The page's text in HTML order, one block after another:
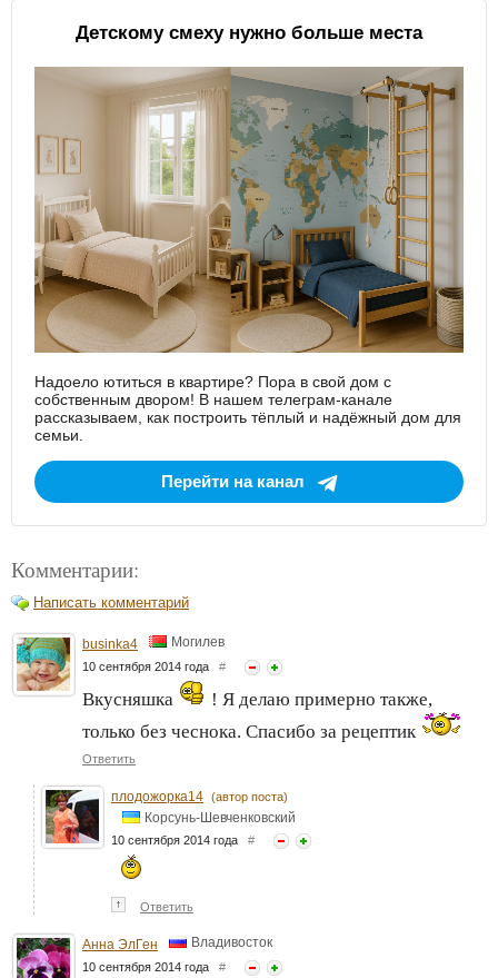
Детскому смеху нужно больше места
Надоело ютиться в квартире? Пора в свой дом с
собственным двором! В нашем телеграм-канале
рассказываем, как построить тёплый и надёжный дом для
семьи.
Перейти на канал
Комментарии:
Написать комментарий
businka4 Могилев
10 сентября 2014 года #
Вкусняшка
! Я делаю примерно также,
только без чеснока. Спасибо за рецептик
Ответить
плодожорка14 (автор поста)
Корсунь-Шевченковский
10 сентября 2014 года #
↑ Ответить
Анна ЭлГен Владивосток
10 сентября 2014 года #